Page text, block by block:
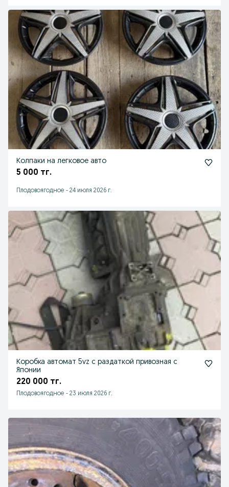
Колпаки на легковое авто
5 000 тг.
Плодовоягодное - 24 июля 2026 г.
Коробка автомат 5vz с раздаткой привозная с
Японии
220 000 тг.
Плодовоягодное - 23 июля 2026 г.